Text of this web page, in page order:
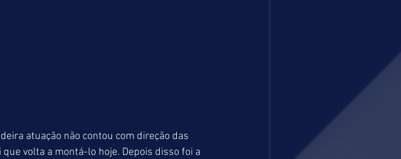
atuação não contou com direção das
volta a montá-lo hoje. Depois disso foi a